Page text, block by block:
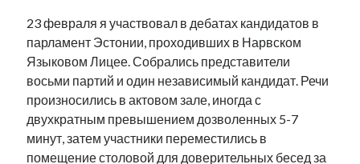
23 февраля я участвовал в дебатах кандидатов в
парламент Эстонии, проходивших в Нарвском
Языковом Лицее. Собрались представители
восьми партий и один независимый кандидат. Речи
произносились в актовом зале, иногда с
двухкратным превышением дозволенных 5-7
минут, затем участники переместились в
помещение столовой для доверительных бесед за